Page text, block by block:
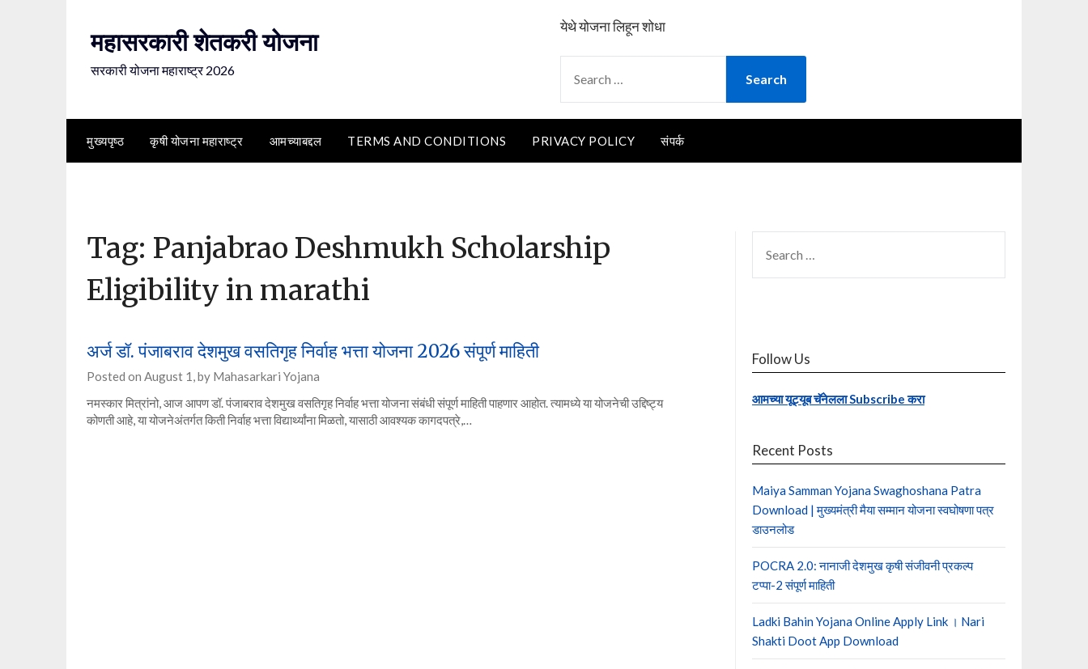
महासरकारी शेतकरी योजना
सरकारी योजना महाराष्ट्र 2026
येथे योजना लिहून शोधा
FOR:
मुख्यपृष्ठ कृषी योजना महाराष्ट्र आमच्याबद्दल TERMS AND CONDITIONS PRIVACY POLICY संपर्क
Tag: Panjabrao Deshmukh Scholarship
Eligibility in marathi
अर्ज डॉ. पंजाबराव देशमुख वसतिगृह निर्वाह भत्ता योजना 2026 संपूर्ण माहिती
Posted on August 1,by Mahasarkari Yojana
नमस्कार मित्रांनो, आज आपण डॉ. पंजाबराव देशमुख वसतिगृह निर्वाह भत्ता योजना संबंधी संपूर्ण माहिती पाहणार आहोत. त्यामध्ये या योजनेची उद्दिष्ट्य
कोणती आहे, या योजनेअंतर्गत किती निर्वाह भत्ता विद्यार्थ्यांना मिळतो, यासाठी आवश्यक कागदपत्रे,…
FOR:
Follow Us
आमच्या यूट्यूब चॅनेलला Subscribe करा
Recent Posts
Maiya Samman Yojana Swaghoshana Patra
Download | मुख्यमंत्री मैया सम्मान योजना स्वघोषणा पत्र
डाउनलोड
POCRA 2.0: नानाजी देशमुख कृषी संजीवनी प्रकल्प
टप्पा-2 संपूर्ण माहिती
Ladki Bahin Yojana Online Apply Link । Nari
Shakti Doot App Download